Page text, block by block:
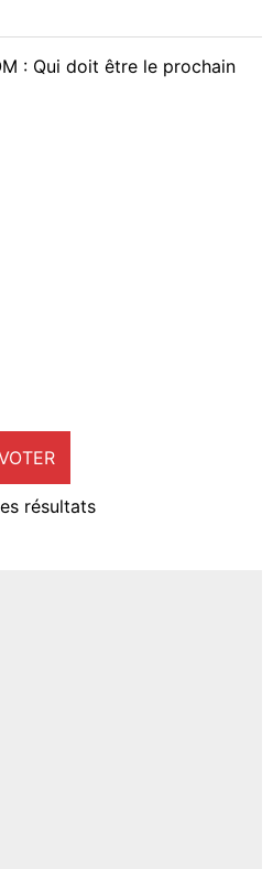
: Qui doit être le prochain
résultats